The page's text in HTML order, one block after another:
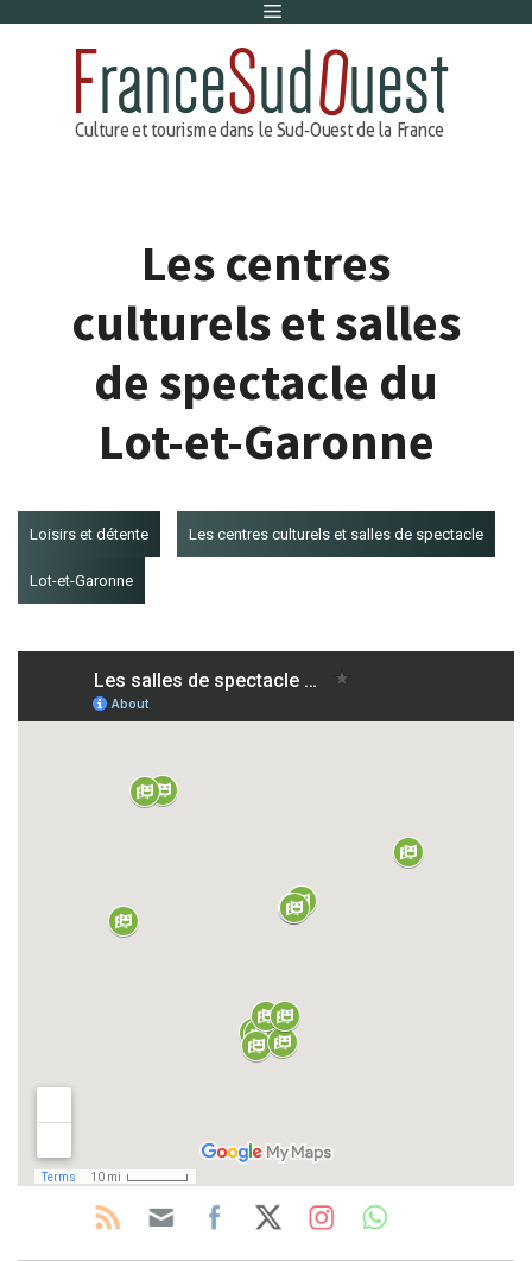
Menu
Les centres
culturels et salles
de spectacle du
Lot-et-Garonne
Loisirs et détente Les centres culturels et salles de spectacle
Lot-et-Garonne